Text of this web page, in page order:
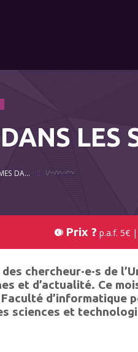
LES
STEM
Prix ? p.a.f. 5€
chercheur·e·s de
et d’actualité. Ce
d’informatique
sciences et